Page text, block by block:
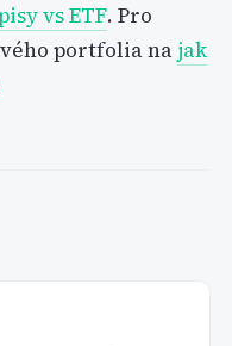
vs ETF. Pro
portfolia na jak